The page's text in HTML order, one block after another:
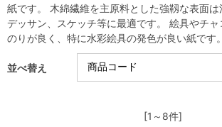
紙です。 木綿繊維を主原料とした強靱な表面は
デッサン、スケッチ等に最適です。 絵具やチ
のりが良く、特に水彩絵具の発色が良い紙です。
並べ替え
[1～8件]